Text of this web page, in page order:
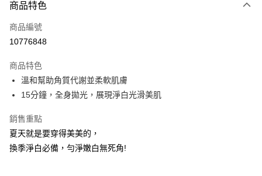
信用卡一次付款
超商取貨付款
Apple Pay
街口支付
悠遊付
ATM付款
商品特色
商品編號
10776848
商品特色
溫和幫助角質代謝並柔軟肌膚
15分鐘，全身拋光，展現淨白光滑美肌
銷售重點
夏天就是要穿得美美的，
換季淨白必備，勻淨嫩白無死角!